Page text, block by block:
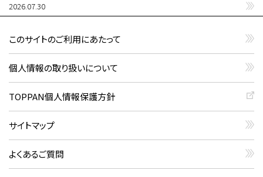
2026.07.30
このサイトのご利用にあたって
個人情報の取り扱いについて
TOPPAN個人情報保護方針
サイトマップ
よくあるご質問